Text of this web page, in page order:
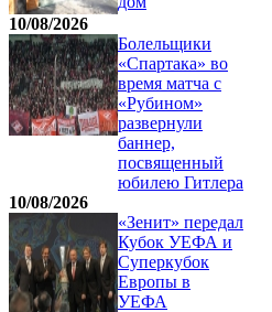
10/08/2026
Болельщики
«Спартака» во
время матча с
«Рубином»
развернули
баннер,
посвященный
юбилею Гитлера
10/08/2026
«Зенит» передал
Кубок УЕФА и
Суперкубок
Европы в
УЕФА